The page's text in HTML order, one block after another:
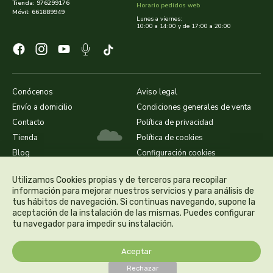
Utilizamos Cookies propias y de terceros para recopilar
información para mejorar nuestros servicios y para análisis de
tus hábitos de navegación. Si continuas navegando, supone la
aceptación de la instalación de las mismas. Puedes configurar
tu navegador para impedir su instalación.
Aceptar
Rechazar
Tienda: 976299176
Móvil: 661889949
Conócenos
Envío a domicilio
Contacto
Tienda
Blog
Aviso legal
Condiciones generales de venta
Política de privacidad
Política de cookies
Configuración cookies
Horario pedidos web
Lunes a viernes:
10:00 a 14:00 y de 17:00 a 20:00
nutergia
nutrisport
oma gertrude
ortis